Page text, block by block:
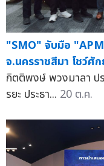
"SMO" จับมือ
จ.นครราชสีมา โชว์ศั
กิตติพงษ์ พวงมาลา ป
รยะ ประธา... 20 ต.ค.